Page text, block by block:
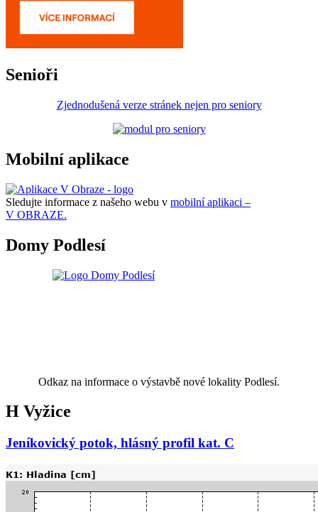
Senioři
Zjednodušená verze stránek nejen pro seniory
Mobilní aplikace
Sledujte informace z našeho webu v mobilní aplikaci –
V OBRAZE.
Domy Podlesí
Odkaz na informace o výstavbě nové lokality Podlesí.
H Vyžice
Jeníkovický potok, hlásný profil kat. C